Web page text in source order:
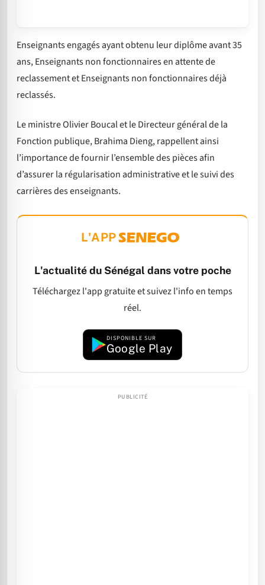
Enseignants engagés ayant obtenu leur diplôme avant 35
ans, Enseignants non fonctionnaires en attente de
reclassement et Enseignants non fonctionnaires déjà
reclassés.
Le ministre Olivier Boucal et le Directeur général de la
Fonction publique, Brahima Dieng, rappellent ainsi
l’importance de fournir l’ensemble des pièces afin
d’assurer la régularisation administrative et le suivi des
carrières des enseignants.
L'APP
L'actualité du Sénégal dans votre poche
Téléchargez l'app gratuite et suivez l'info en temps
réel.
DISPONIBLE SUR
Google Play